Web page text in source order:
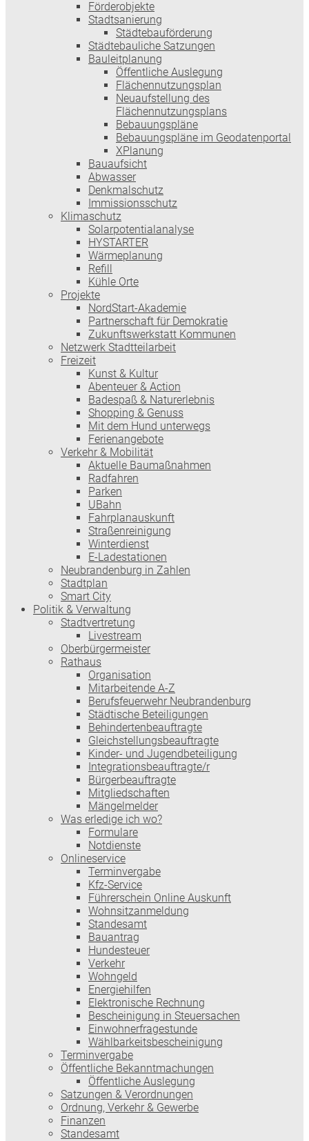
Förderobjekte
Stadtsanierung
Städtebauförderung
Städtebauliche Satzungen
Bauleitplanung
Öffentliche Auslegung
Flächennutzungsplan
Neuaufstellung des
Flächennutzungsplans
Bebauungspläne
Bebauungspläne im Geodatenportal
XPlanung
Bauaufsicht
Abwasser
Denkmalschutz
Immissionsschutz
Klimaschutz
Solarpotentialanalyse
HYSTARTER
Wärmeplanung
Refill
Kühle Orte
Projekte
NordStart-Akademie
Partnerschaft für Demokratie
Zukunftswerkstatt Kommunen
Netzwerk Stadtteilarbeit
Freizeit
Kunst & Kultur
Abenteuer & Action
Badespaß & Naturerlebnis
Shopping & Genuss
Mit dem Hund unterwegs
Ferienangebote
Verkehr & Mobilität
Aktuelle Baumaßnahmen
Radfahren
Parken
UBahn
Fahrplanauskunft
Straßenreinigung
Winterdienst
E-Ladestationen
Neubrandenburg in Zahlen
Stadtplan
Smart City
Politik & Verwaltung
Stadtvertretung
Livestream
Oberbürgermeister
Rathaus
Organisation
Mitarbeitende A-Z
Berufsfeuerwehr Neubrandenburg
Städtische Beteiligungen
Behindertenbeauftragte
Gleichstellungsbeauftragte
Kinder- und Jugendbeteiligung
Integrationsbeauftragte/r
Bürgerbeauftragte
Mitgliedschaften
Mängelmelder
Was erledige ich wo?
Formulare
Notdienste
Onlineservice
Terminvergabe
Kfz-Service
Führerschein Online Auskunft
Wohnsitzanmeldung
Standesamt
Bauantrag
Hundesteuer
Verkehr
Wohngeld
Energiehilfen
Elektronische Rechnung
Bescheinigung in Steuersachen
Einwohnerfragestunde
Wählbarkeitsbescheinigung
Terminvergabe
Öffentliche Bekanntmachungen
Öffentliche Auslegung
Satzungen & Verordnungen
Ordnung, Verkehr & Gewerbe
Finanzen
Standesamt